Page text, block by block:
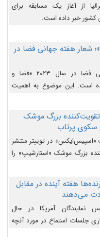
از آغاز یک مسابقه برای
کشور خبر داده است.
شعار هفته جهانی فضا در
موضوع هفته جهانی فضا در سال ۲۰۲۳ «فضا و
شده است. این موضوع به اهمیت
در حوزه فضایی و مزایای جدیدی که
می‌کنند، می‌پردازد.
بزرگ موشک
سکوی پرتاب
در توییتر منتشر
بزرگ موشک «استارشیپ» را
هفته آینده در مقابل
می‌دهند
نمایندگان آمریکا در حال
جلسات استماع در مورد آنچه